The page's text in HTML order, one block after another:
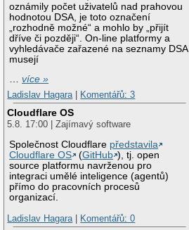
oznámily počet uživatelů nad prahovou
hodnotou DSA, je toto označení
„rozhodně možné“ a mohlo by „přijít
dříve či později“. On-line platformy a
vyhledávače zařazené na seznamy DSA
musejí
…více »
Ladislav Hagara
Komentářů: 3
Cloudflare OS
5.8. 17:00 | Zajímavý software
Společnost Cloudflare představila
Cloudflare OS
(GitHub ), tj. open
source platformu navrženou pro
integraci umělé inteligence (agentů)
přímo do pracovních procesů
organizací.
Ladislav Hagara
Komentářů: 0